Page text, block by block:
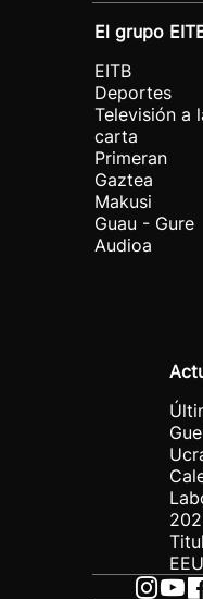
El grupo
EITB
Deportes
Televisión a
carta
Primeran
Gaztea
Makusi
Guau - Gure
Audioa